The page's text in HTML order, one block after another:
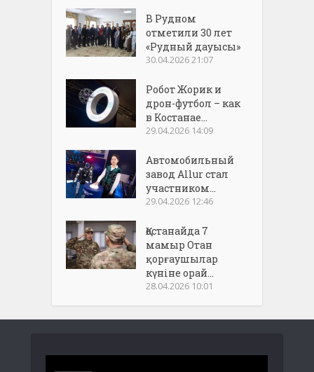
В Рудном
отметили 30 лет
«Рудный дауысы»
30.04.2026 21:07
Робот Жорик и
дрон-футбол – как
в Костанае...
29.04.2026 14:09
Автомобильный
завод Allur стал
участником...
29.04.2026 12:46
Қостанайда 7
мамыр Отан
қорғаушылар
күніне орай...
28.04.2026 10:01